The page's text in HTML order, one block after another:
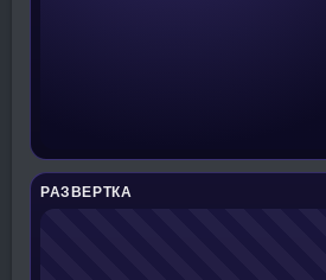
РАЗВЕРТКА